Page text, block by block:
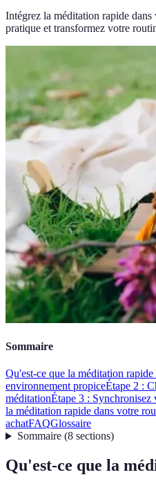
Intégrez la méditation rapide
pratique et transformez votre
Sommaire
Qu'est-ce que la méditation rapide
environnement propiceÉtape 2 :
méditationÉtape 3 : Synchronisez
la méditation rapide dans votre
achatFAQGlossaire
Sommaire(8 sections)
Qu'est-ce que la